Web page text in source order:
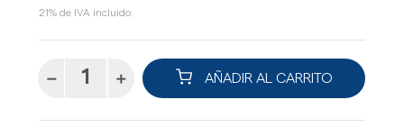
21% de IVA incluido.
AÑADIR AL CARRITO